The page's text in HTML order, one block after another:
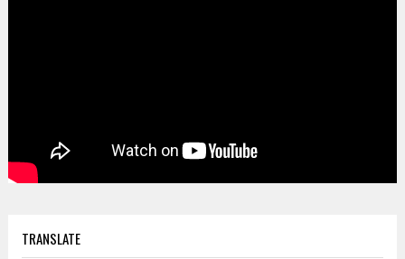
TRANSLATE